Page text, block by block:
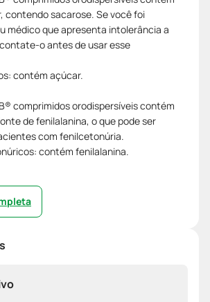
contendo sacarose. Se você foi
médico que apresenta intolerância a
o antes de usar esse
contém açúcar.
comprimidos orodispersíveis contém
de fenilalanina, o que pode ser
com fenilcetonúria.
contém fenilalanina.